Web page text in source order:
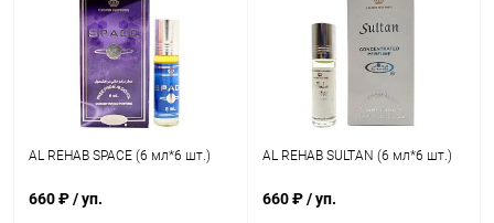
AL REHAB SPACE (6 мл*6 шт.)
660 ₽/ уп.
AL REHAB SULTAN (6 мл*6 шт.)
660 ₽/ уп.